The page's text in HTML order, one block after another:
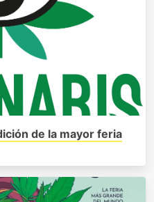
de la mayor feria